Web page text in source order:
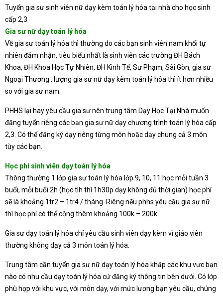
Tuyển gia sư sinh viên nữ dạy kèm toán lý hóa tại nhà cho học sinh
cấp 2,3
Gia sư nữ dạy toán lý hóa
Về gia sư toán lý hóa thì thường do các bạn sinh viên nam khối tự
nhiên đảm nhận, tiêu biểu nhất là sinh viên các trường ĐH Bách
Khoa, ĐH Khoa Học Tự Nhiên, ĐH Kinh Tế, Sư Phạm, Sài Gòn, gia sư
Ngoại Thương.. lượng gia sư nữ dạy kèm toán lý hóa thì ít hơn nhiều
so với gia sư nam.
PHHS lại hay yêu cầu gia sư nên trung tâm Dạy Học Tại Nhà muốn
đăng tuyển riêng các bạn gia sư nữ dạy chương trình toán lý hóa cấp
2,3. Có thể đăng ký dạy riêng từng môn hoặc dạy chung cả 3 môn
tùy các bạn.
Học phí sinh viên dạy toán lý hóa
Thông thường 1 lớp gia sư toán lý hóa lớp 9, 10, 11 học mỗi tuần 3
buổi, mỗi buổi 2h (học tlh thì 1h30p dạy không đủ thời gian) học phí
sẽ là khoảng 1tr2 – 1tr4 / tháng. Riêng nếu phhs yêu cầu gia sư nữ
thì học phí có thể cộng thêm khoảng 100k – 200k.
Gia sư dạy toán lý hóa chỉ yêu cầu sinh viên dạy kèm vì giáo viên
thường không dạy cả 3 môn toán lý hóa.
Trung tâm cần tuyển gia sư nữ dạy toán lý hóa khắp các khu vực bạn
nào có nhu cầu dạy toán lý hóa cứ đăng ký thông tin bên dưới. Có lớp
phù hợp với khu vực, với môn dạy, với mức lương bạn yêu cầu, chúng